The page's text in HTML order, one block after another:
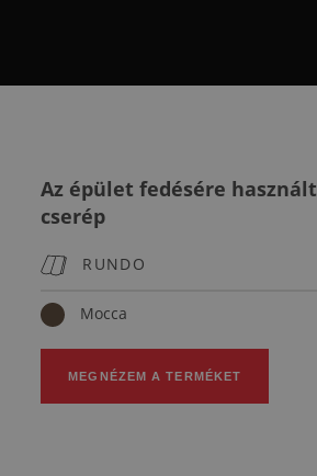
Az épület fedésére használt
cserép
RUNDO
Mocca
MEGNÉZEM A TERMÉKET